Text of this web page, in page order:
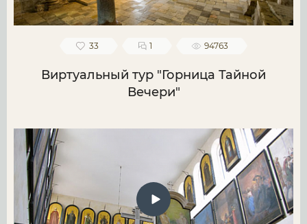
33 1 94763
Виртуальный тур "Горница Тайной
Вечери"